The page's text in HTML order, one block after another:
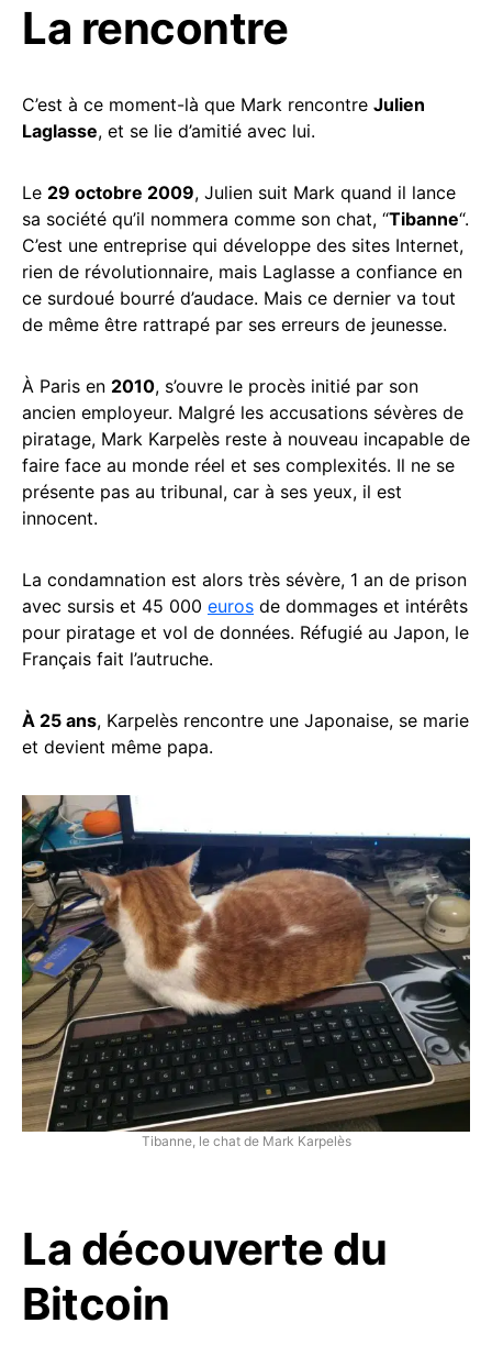
La rencontre
C’est à ce moment-là que Mark rencontre Julien
Laglasse, et se lie d’amitié avec lui.
Le 29 octobre 2009, Julien suit Mark quand il lance
sa société qu’il nommera comme son chat, “Tibanne“.
C’est une entreprise qui développe des sites Internet,
rien de révolutionnaire, mais Laglasse a confiance en
ce surdoué bourré d’audace. Mais ce dernier va tout
de même être rattrapé par ses erreurs de jeunesse.
À Paris en 2010, s’ouvre le procès initié par son
ancien employeur. Malgré les accusations sévères de
piratage, Mark Karpelès reste à nouveau incapable de
faire face au monde réel et ses complexités. Il ne se
présente pas au tribunal, car à ses yeux, il est
innocent.
La condamnation est alors très sévère, 1 an de prison
avec sursis et 45 000 euros de dommages et intérêts
pour piratage et vol de données. Réfugié au Japon, le
Français fait l’autruche.
À 25 ans, Karpelès rencontre une Japonaise, se marie
et devient même papa.
Tibanne, le chat de Mark Karpelès
La découverte du
Bitcoin